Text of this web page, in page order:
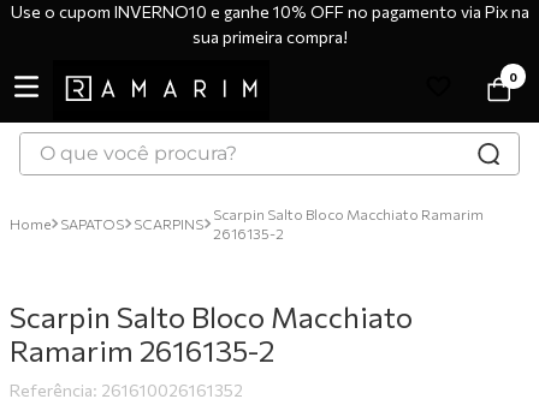
Use o cupom INVERNO10 e ganhe 10% OFF no pagamento via Pix na
sua primeira compra!
0
O que você procura?
SAPATOS SCARPINS
Scarpin Salto Bloco Macchiato Ramarim
2616135-2
Scarpin Salto Bloco Macchiato
Ramarim 2616135-2
Referência: 261610026161352
1
tênis
3º
sandália
4 º
botas